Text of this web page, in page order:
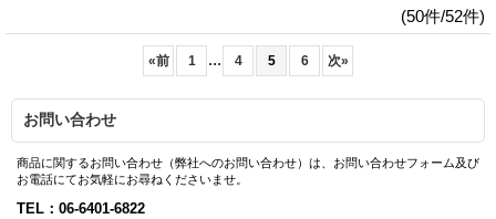
(50件/52件)
«前 1 ... 4 5 6 次»
お問い合わせ
商品に関するお問い合わせ（弊社へのお問い合わせ）は、お問い合わせフォーム及び
お電話にてお気軽にお尋ねくださいませ。
TEL：06-6401-6822